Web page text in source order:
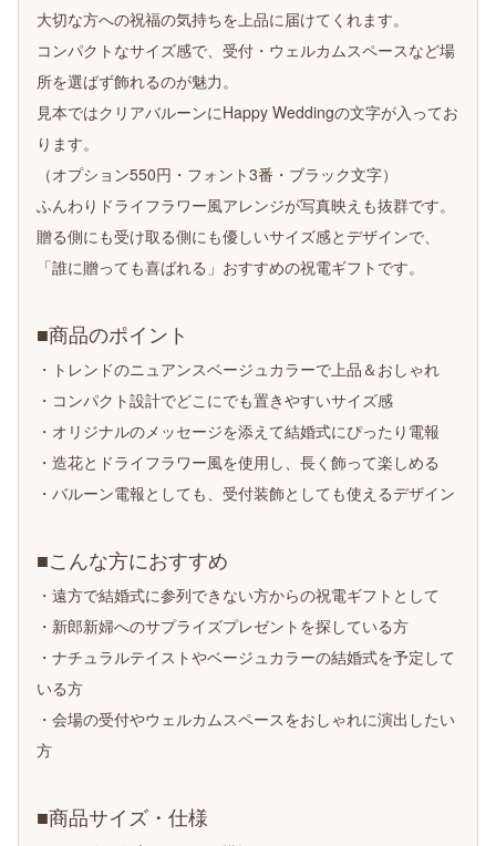
大切な方への祝福の気持ちを上品に届けてくれます。
コンパクトなサイズ感で、受付・ウェルカムスペースなど場
所を選ばず飾れるのが魅力。
見本ではクリアバルーンにHappy Weddingの文字が入ってお
ります。
（オプション550円・フォント3番・ブラック文字）
ふんわりドライフラワー風アレンジが写真映えも抜群です。
贈る側にも受け取る側にも優しいサイズ感とデザインで、
「誰に贈っても喜ばれる」おすすめの祝電ギフトです。
■商品のポイント
・トレンドのニュアンスベージュカラーで上品＆おしゃれ
・コンパクト設計でどこにでも置きやすいサイズ感
・オリジナルのメッセージを添えて結婚式にぴったり電報
・造花とドライフラワー風を使用し、長く飾って楽しめる
・バルーン電報としても、受付装飾としても使えるデザイン
■こんな方におすすめ
・遠方で結婚式に参列できない方からの祝電ギフトとして
・新郎新婦へのサプライズプレゼントを探している方
・ナチュラルテイストやベージュカラーの結婚式を予定して
いる方
・会場の受付やウェルカムスペースをおしゃれに演出したい
方
■商品サイズ・仕様